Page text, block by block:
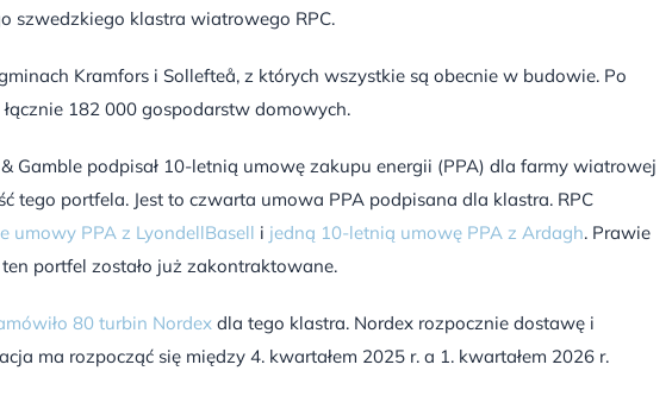
szwedzkiego klastra wiatrowego RPC.
Kramfors i Sollefteå, z których wszystkie są obecnie w budowie. Po
182 000 gospodarstw domowych.
& Gamble podpisał 10-letnią umowę zakupu energii (PPA) dla farmy wiatrowej
tego portfela. Jest to czwarta umowa PPA podpisana dla klastra. RPC
umowy PPA z LyondellBasell i jedną 10-letnią umowę PPA z Ardagh. Prawie
portfel zostało już zakontraktowane.
80 turbin Nordex dla tego klastra. Nordex rozpocznie dostawę i
ma rozpocząć się między 4. kwartałem 2025 r. a 1. kwartałem 2026 r.